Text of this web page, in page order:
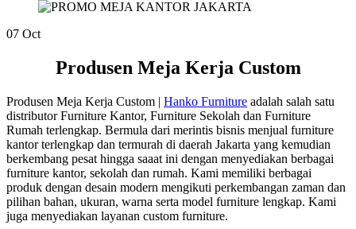
07 Oct
Produsen Meja Kerja Custom
Produsen Meja Kerja Custom | Hanko Furniture adalah salah satu
distributor Furniture Kantor, Furniture Sekolah dan Furniture
Rumah terlengkap. Bermula dari merintis bisnis menjual furniture
kantor terlengkap dan termurah di daerah Jakarta yang kemudian
berkembang pesat hingga saaat ini dengan menyediakan berbagai
furniture kantor, sekolah dan rumah. Kami memiliki berbagai
produk dengan desain modern mengikuti perkembangan zaman dan
pilihan bahan, ukuran, warna serta model furniture lengkap. Kami
juga menyediakan layanan custom furniture.